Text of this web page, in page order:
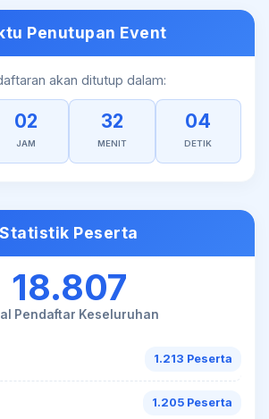
Penutupan Event
akan ditutup dalam:
02
JAM
32
MENIT
03
DETIK
Statistik Peserta
18.807
Pendaftar Keseluruhan
1.213 Peserta
1.205 Peserta